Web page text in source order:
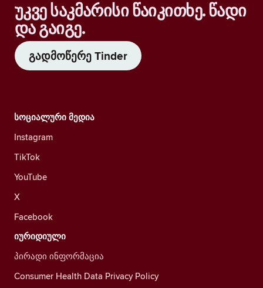
უკვე საკმარისი წაიკითხე. წადი
და გაიგე.
გადმოწერე Tinder
სოციალური მედია
Instagram
TikTok
YouTube
X
Facebook
იურიდიული
პირადი ინფორმაცია
Consumer Health Data Privacy Policy